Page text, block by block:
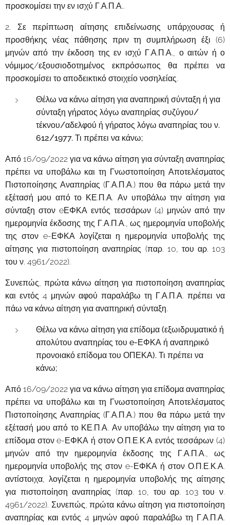
προσκομίσει την εν ισχύ Γ.Α.Π.Α..
2. Σε περίπτωση αίτησης επιδείνωσης υπάρχουσας ή
προσθήκης νέας πάθησης πριν τη συμπλήρωση έξι (6)
μηνών από την έκδοση της εν ισχύ Γ.Α.Π.Α., ο αιτών ή ο
νόμιμος/εξουσιοδοτημένος εκπρόσωπος θα πρέπει να
προσκομίσει το αποδεικτικό στοιχείο νοσηλείας.
Θέλω να κάνω αίτηση για αναπηρική σύνταξη ή για
σύνταξη γήρατος λόγω αναπηρίας συζύγου/
τέκνου/αδελφού ή γήρατος λόγω αναπηρίας του ν.
612/1977. Τι πρέπει να κάνω;
Από 16/09/2022 για να κάνω αίτηση για σύνταξη αναπηρίας
πρέπει να υποβάλω και τη Γνωστοποίηση Αποτελέσματος
Πιστοποίησης Αναπηρίας (Γ.Α.Π.Α.) που θα πάρω μετά την
εξέτασή μου από το ΚΕ.Π.Α. Αν υποβάλω την αίτηση για
σύνταξη στον eΕΦΚΑ εντός τεσσάρων (4) μηνών από την
ημερομηνία έκδοσης της Γ.Α.Π.Α., ως ημερομηνία υποβολής
της στον e-ΕΦΚΑ λογίζεται η ημερομηνία υποβολής της
αίτησης για πιστοποίηση αναπηρίας (παρ. 10, του αρ. 103
του ν. 4961/2022).
Συνεπώς, πρώτα κάνω αίτηση για πιστοποίηση αναπηρίας
και εντός 4 μηνών αφού παραλάβω τη Γ.Α.Π.Α. πρέπει να
πάω να κάνω αίτηση για αναπηρική σύνταξη.
Θέλω να κάνω αίτηση για επίδομα (εξωιδρυματικό ή
απολύτου αναπηρίας του e-ΕΦΚΑ ή αναπηρικό
προνοιακό επίδομα του ΟΠΕΚΑ). Τι πρέπει να
κάνω;
Από 16/09/2022 για να κάνω αίτηση για επίδομα αναπηρίας
πρέπει να υποβάλω και τη Γνωστοποίηση Αποτελέσματος
Πιστοποίησης Αναπηρίας (Γ.Α.Π.Α.) που θα πάρω μετά την
εξέτασή μου από το ΚΕ.Π.Α. Αν υποβάλω την αίτηση για το
επίδομα στον e-ΕΦΚΑ ή στον Ο.Π.Ε.Κ.Α εντός τεσσάρων (4)
μηνών από την ημερομηνία έκδοσης της Γ.Α.Π.Α., ως
ημερομηνία υποβολής της στον e-ΕΦΚΑ ή στον Ο.Π.Ε.Κ.Α.
αντίστοιχα, λογίζεται η ημερομηνία υποβολής της αίτησης
για πιστοποίηση αναπηρίας (παρ. 10, του αρ. 103 του ν.
4961/2022). Συνεπώς, πρώτα κάνω αίτηση για πιστοποίηση
αναπηρίας και εντός 4 μηνών αφού παραλάβω τη Γ.Α.Π.Α.